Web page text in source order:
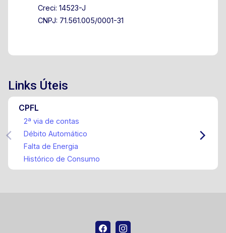
Creci: 14523-J
CNPJ: 71.561.005/0001-31
Links Úteis
CPFL
2ª via de contas
Débito Automático
Falta de Energia
Histórico de Consumo